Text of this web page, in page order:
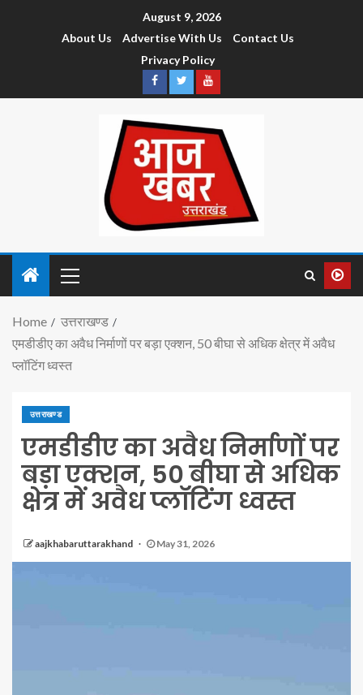
August 9, 2026
About Us
Advertise With Us
Contact Us
Privacy Policy
Home
उत्तराखण्ड
एमडीडीए का अवैध निर्माणों पर बड़ा एक्शन, 50 बीघा से अधिक क्षेत्र में अवैध
प्लॉटिंग ध्वस्त
उत्तराखण्ड
एमडीडीए का अवैध निर्माणों पर
बड़ा एक्शन, 50 बीघा से अधिक
क्षेत्र में अवैध प्लॉटिंग ध्वस्त
aajkhabaruttarakhand May 31, 2026